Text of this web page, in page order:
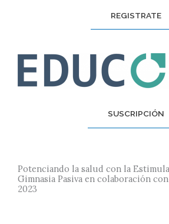
REGISTRATE
SUSCRIPCIÓN
Potenciando la salud con la
Gimnasia Pasiva en colaboración
2023